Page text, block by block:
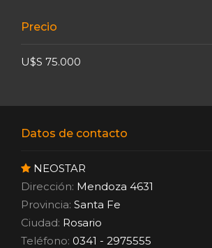
Precio
U$S 75.000
Datos de contacto
NEOSTAR
Dirección: Mendoza 4631
Provincia: Santa Fe
Ciudad: Rosario
Teléfono: 0341 - 2975555